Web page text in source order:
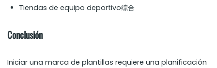
Tiendas de equipo deportivo综合
Conclusión
Iniciar una marca de plantillas requiere una planificación